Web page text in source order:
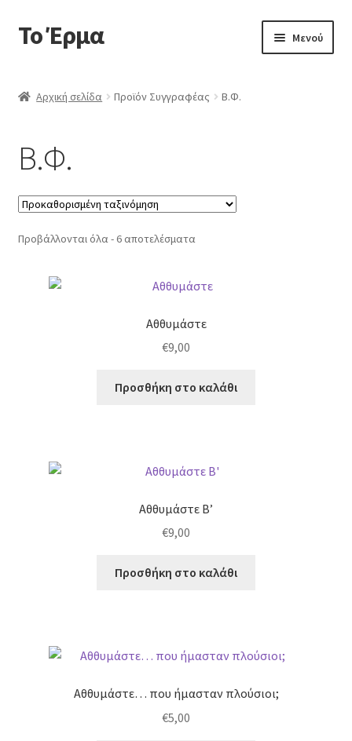
Απευθείας
μετάβαση
πλοήγηση
Μετάβαση
σε
Το Έρμα Μενού
Κατηγορίες Βιβλίων
Συχνές Ερωτήσεις
Επικοινωνία
Αρχική σελίδα Προϊόν Συγγραφέας Β.Φ.
Β.Φ.
Προβάλλονται όλα - 6 αποτελέσματα
Αθθυμάστε
€9,00
Προσθήκη στο καλάθι
Αθθυμάστε Β’
€9,00
Προσθήκη στο καλάθι
Αθθυμάστε… που ήμασταν πλούσιοι;
€5,00